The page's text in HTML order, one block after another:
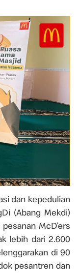
dan kepedulian
(Abang Mekdi)
McD’ers
lebih dari 2.600
di 90
pesantren dan